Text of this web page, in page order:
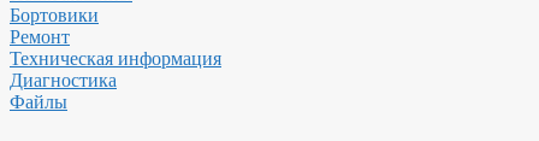
Бортовики
Ремонт
Техническая информация
Диагностика
Файлы